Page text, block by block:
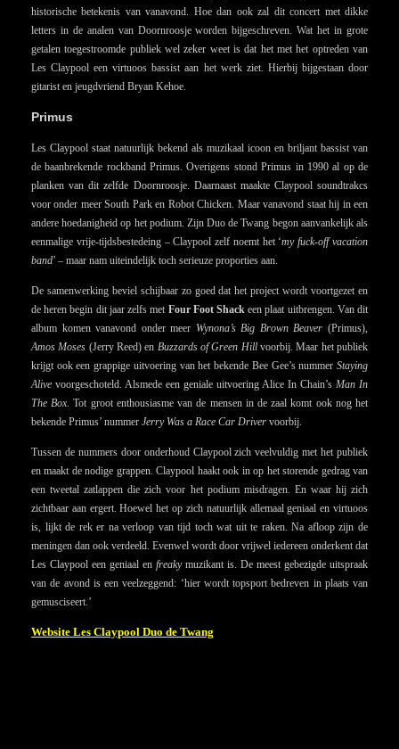
historische betekenis van vanavond. Hoe dan ook zal dit concert met dikke
letters in de analen van Doornroosje worden bijgeschreven. Wat het in grote
getalen toegestroomde publiek wel zeker weet is dat het met het optreden van
Les Claypool een virtuoos bassist aan het werk ziet. Hierbij bijgestaan door
gitarist en jeugdvriend Bryan Kehoe.
Primus
Les Claypool staat natuurlijk bekend als muzikaal icoon en briljant bassist van
de baanbrekende rockband Primus. Overigens stond Primus in 1990 al op de
planken van dit zelfde Doornroosje. Daarnaast maakte Claypool soundtrakcs
voor onder meer South Park en Robot Chicken. Maar vanavond staat hij in een
andere hoedanigheid op het podium. Zijn Duo de Twang begon aanvankelijk als
eenmalige vrije-tijdsbestedeing – Claypool zelf noemt het ‘my fuck-off vacation
band’ – maar nam uiteindelijk toch serieuze proporties aan.
De samenwerking beviel schijbaar zo goed dat het project wordt voortgezet en
de heren begin dit jaar zelfs met Four Foot Shack een plaat uitbrengen. Van dit
album komen vanavond onder meer Wynona’s Big Brown Beaver (Primus),
Amos Moses (Jerry Reed) en Buzzards of Green Hillvoorbij. Maar het publiek
krijgt ook een grappige uitvoering van het bekende Bee Gee’s nummer Staying
Alive voorgeschoteld. Alsmede een geniale uitvoering Alice In Chain’s Man In
The Box . Tot groot enthousiasme van de mensen in de zaal komt ook nog het
bekende Primus’ nummer Jerry Was a Race Car Driver voorbij.
Tussen de nummers door onderhoud Claypool zich veelvuldig met het publiek
en maakt de nodige grappen. Claypool haakt ook in op het storende gedrag van
een tweetal zatlappen die zich voor het podium misdragen. En waar hij zich
zichtbaar aan ergert. Hoewel het op zich natuurlijk allemaal geniaal en virtuoos
is, lijkt de rek er na verloop van tijd toch wat uit te raken. Na afloop zijn de
meningen dan ook verdeeld. Evenwel wordt door vrijwel iedereen onderkent dat
Les Claypool een geniaal en freakymuzikant is. De meest gebezigde uitspraak
van de avond is een veelzeggend: ‘hier wordt topsport bedreven in plaats van
gemusciseert.’
Website Les Claypool Duo de Twang